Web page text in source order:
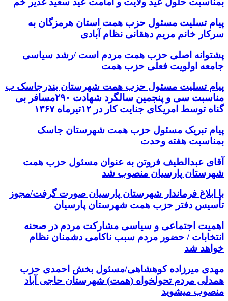
پیام تسلیت مسئول حزب همت استان هرمزگان به
سرکار خانم مریم دهقانی نظام آبادی
پشتوانه اصلی حزب همت مردم است /رشد سیاسی
جامعه اولویت فعلی حزب همت
پیام تسلیت مسئول حزب همت شهرستان بندرجاسک ب
مناسبت سی و پنجمین سالگرد شهادت ۲۹۰مسافر بی
گناه توسط امریکای جنایت کار در ۱۲تیرماه ۱۳۶۷
پیام تبریک مسئول حزب همت شهرستان جاسک
بمناسبت هفته وحدت
آقای عبدالطیف فروتن به عنوان مسئول حزب همت
شهرستان پارسیان منصوب شد
با ابلاغ فرماندار شهرستان پارسیان صورت گرفت/مجوز
تأسیس دفتر حزب همت شهرستان پارسیان
اهمیت اجتماعی و سیاسی مشارکت مردم در صحنه
انتخابات / حضور مردم سبب ناکامی دشمنان نظام
خواهد شد
مهدی میرزاده کوهشاهی/مسئول بخش احمدی حزب
همدلی مردم تحولخواه (همت) شهرستان حاجی آباد
منصوب میشوید